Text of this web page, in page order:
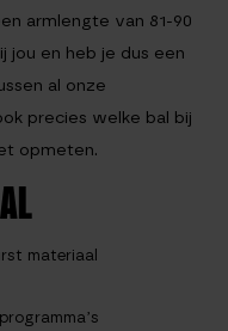
armlengte van 81-90
jou en heb je dus een
al onze
precies welke bal bij
opmeten.
materiaal